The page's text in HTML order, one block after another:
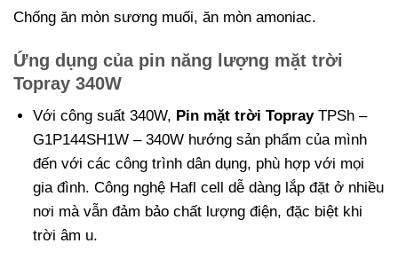
Chống ăn mòn sương muối, ăn mòn amoniac.
Ứng dụng của pin năng lượng mặt trời
Topray 340W
Với công suất 340W, Pin mặt trời ToprayTPSh –
G1P144SH1W – 340W hướng sản phẩm của mình
đến với các công trình dân dụng, phù hợp với mọi
gia đình. Công nghệ Hafl cell dễ dàng lắp đặt ở nhiều
nơi mà vẫn đảm bảo chất lượng điện, đặc biệt khi
trời âm u.